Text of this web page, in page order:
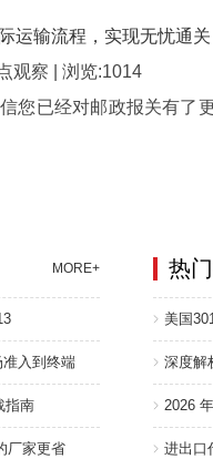
运输流程，实现无忧通关
观察 | 浏览:1014
您已经对邮政报关有了
MORE+
入到终端
指南
厂家更省
热
美国
深度解
2026
进出口